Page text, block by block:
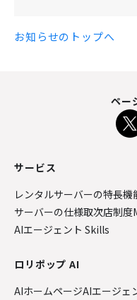
お知らせのトップへ
ペー
サービス
レンタルサーバーの特長機
サーバーの仕様取次店制度
AIエージェント Skills
ロリポップ AI
AIホームページAIエージェ